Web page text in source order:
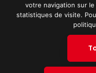
Plan du site
© 2019 PATRICK SPICA
votre navigation sur
statistiques de visite.